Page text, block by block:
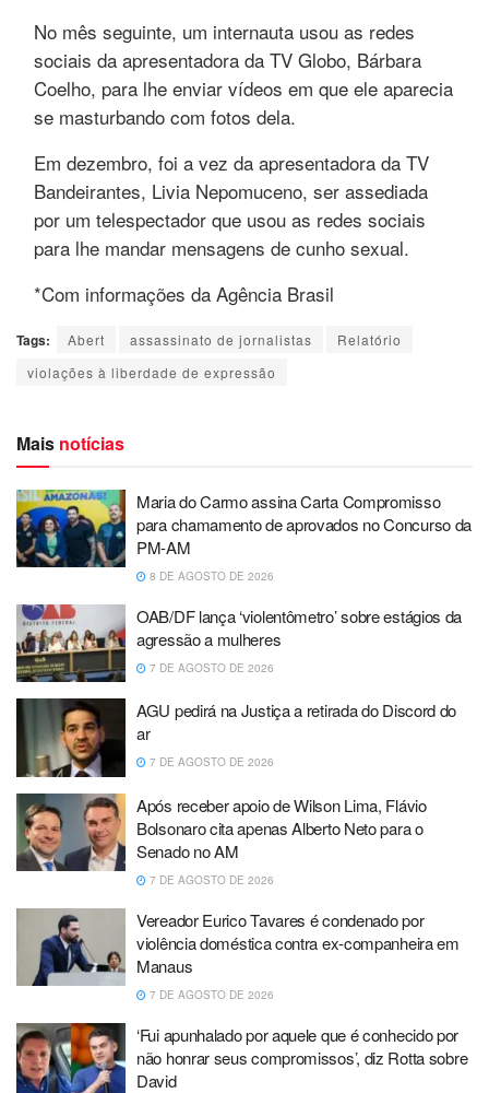
No mês seguinte, um internauta usou as redes
sociais da apresentadora da TV Globo, Bárbara
Coelho, para lhe enviar vídeos em que ele aparecia
se masturbando com fotos dela.
Em dezembro, foi a vez da apresentadora da TV
Bandeirantes, Livia Nepomuceno, ser assediada
por um telespectador que usou as redes sociais
para lhe mandar mensagens de cunho sexual.
*Com informações da Agência Brasil
Tags: Abert assassinato de jornalistas
Relatório
violações à liberdade de expressão
Mais notícias
Maria do Carmo assina Carta Compromisso
para chamamento de aprovados no Concurso da
PM-AM
8 DE AGOSTO DE 2026
OAB/DF lança ‘violentômetro’ sobre estágios da
agressão a mulheres
7 DE AGOSTO DE 2026
AGU pedirá na Justiça a retirada do Discord do
ar
7 DE AGOSTO DE 2026
Após receber apoio de Wilson Lima, Flávio
Bolsonaro cita apenas Alberto Neto para o
Senado no AM
7 DE AGOSTO DE 2026
Vereador Eurico Tavares é condenado por
violência doméstica contra ex-companheira em
Manaus
7 DE AGOSTO DE 2026
‘Fui apunhalado por aquele que é conhecido por
não honrar seus compromissos’, diz Rotta sobre
David